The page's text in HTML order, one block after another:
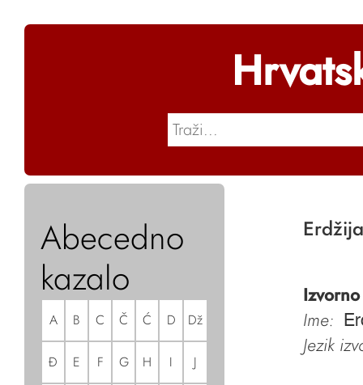
Abecedno
kazalo
A B C Č Ć D Dž
Đ E F G H I J
Ime:
Jezik